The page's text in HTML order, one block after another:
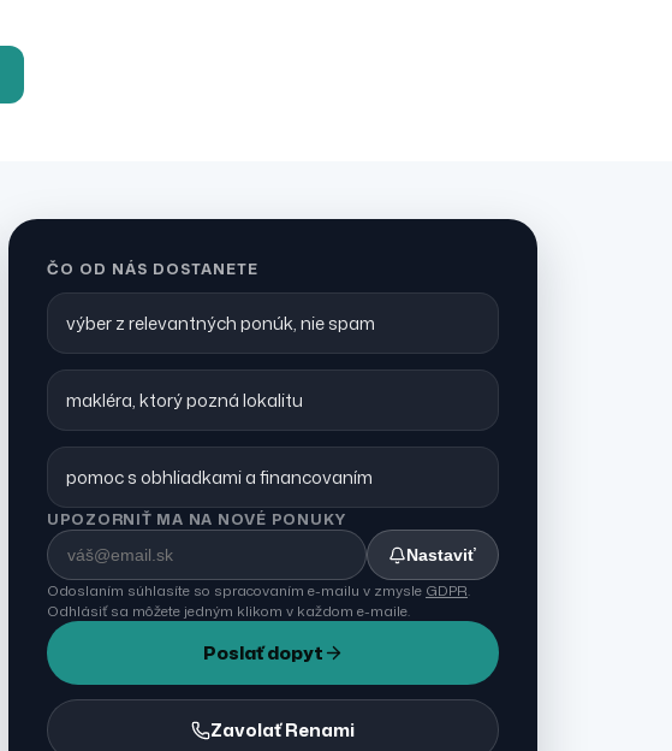
ČO OD NÁS DOSTANETE
výber z relevantných ponúk, nie spam
makléra, ktorý pozná lokalitu
pomoc s obhliadkami a financovaním
UPOZORNIŤ MA NA NOVÉ PONUKY
Nastaviť
Odoslaním súhlasíte so spracovaním e-mailu v zmysle GDPR.
Odhlásiť sa môžete jedným klikom v každom e-maile.
Poslať dopyt
Zavolať Renami